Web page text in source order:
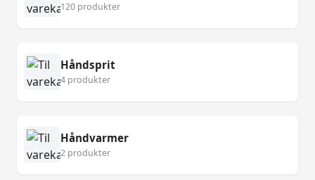
120 produkter
Håndsprit
4 produkter
Håndvarmer
2 produkter